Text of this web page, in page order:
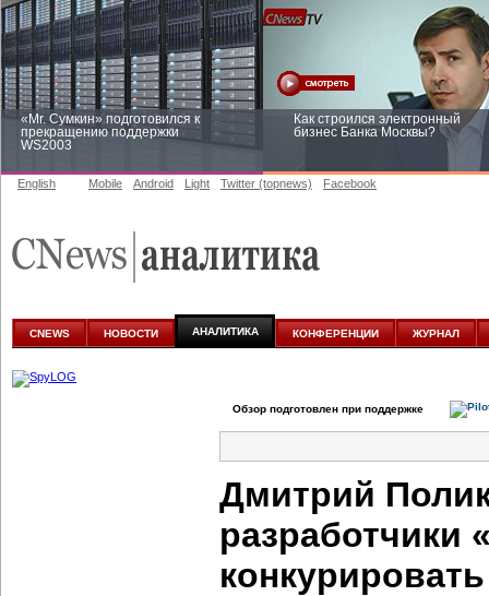
«Mr. Сумкин» подготовился к
прекращению поддержки
WS2003
Как строился электронный
бизнес Банка Москвы?
аналитике
English Mobile Android Light Twitter (topnews) Facebook
CNEWS НОВОСТИ АНАЛИТИКА КОНФЕРЕНЦИИ ЖУРНАЛ
Обзор подготовлен при поддержке
Дмитрий
разработчики